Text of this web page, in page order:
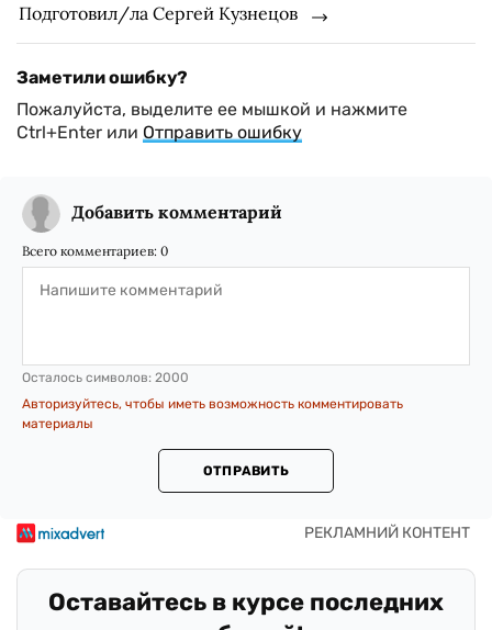
Подготовил/ла Сергей Кузнецов
Заметили ошибку?
Пожалуйста, выделите ее мышкой и нажмите
Ctrl+Enter или Отправить ошибку
Добавить комментарий
Всего комментариев: 0
Осталось символов: 2000
Авторизуйтесь, чтобы иметь возможность комментировать
материалы
ОТПРАВИТЬ
Оставайтесь в курсе последних